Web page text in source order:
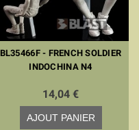
BL35466F - FRENCH SOLDIER
INDOCHINA N4
14,04 €
AJOUT PANIER